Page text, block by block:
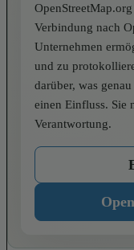
Verbindung nach
Unternehmen
und zu
darüber, was
einen Einfluss. Sie
Verantwortung.